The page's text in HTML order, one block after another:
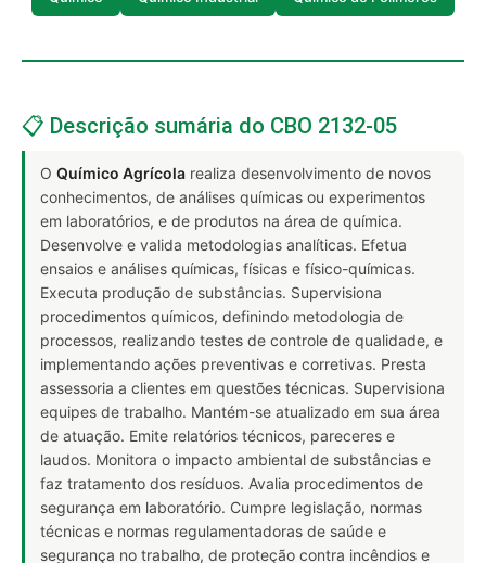
📋 Descrição sumária do CBO 2132-05
O Químico Agrícola realiza desenvolvimento de novos
conhecimentos, de análises químicas ou experimentos
em laboratórios, e de produtos na área de química.
Desenvolve e valida metodologias analíticas. Efetua
ensaios e análises químicas, físicas e físico-químicas.
Executa produção de substâncias. Supervisiona
procedimentos químicos, definindo metodologia de
processos, realizando testes de controle de qualidade, e
implementando ações preventivas e corretivas. Presta
assessoria a clientes em questões técnicas. Supervisiona
equipes de trabalho. Mantém-se atualizado em sua área
de atuação. Emite relatórios técnicos, pareceres e
laudos. Monitora o impacto ambiental de substâncias e
faz tratamento dos resíduos. Avalia procedimentos de
segurança em laboratório. Cumpre legislação, normas
técnicas e normas regulamentadoras de saúde e
segurança no trabalho, de proteção contra incêndios e